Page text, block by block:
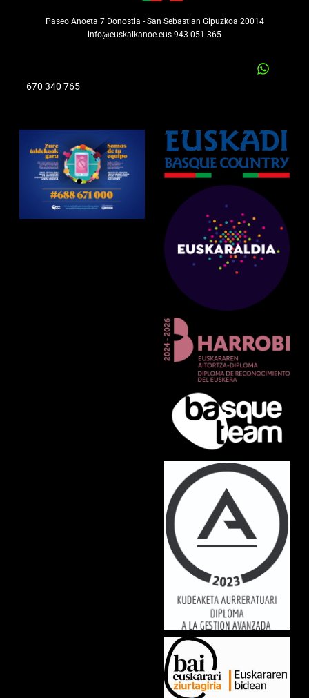
Paseo Anoeta 7 Donostia - San Sebastian Gipuzkoa 20014
info@euskalkanoe.eus 943 051 365
670 340 765